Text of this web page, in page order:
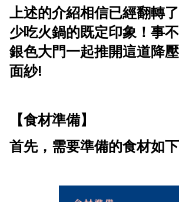
上述的介紹相信已經翻轉
少吃火鍋的既定印象！事
銀色大門一起推開這道降
面紗!
【食材準備】
首先，需要準備的食材如下